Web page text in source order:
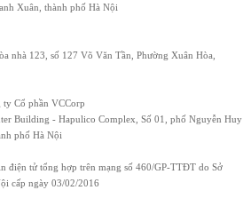
Xuân, thành phố Hà Nội
nhà 123, số 127 Võ Văn Tần, Phường Xuân Hòa,
Cổ phần VCCorp
Building - Hapulico Complex, Số 01, phố Nguyễn Huy
phố Hà Nội
điện tử tổng hợp trên mạng số 460/GP-TTĐT do Sở
cấp ngày 03/02/2016